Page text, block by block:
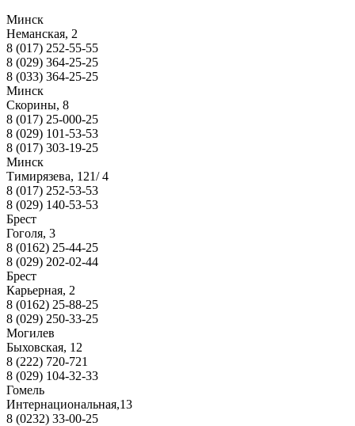
Минск
Неманская, 2
8 (017) 252-55-55
8 (029) 364-25-25
8 (033) 364-25-25
Минск
Скорины, 8
8 (017) 25-000-25
8 (029) 101-53-53
8 (017) 303-19-25
Минск
Тимирязева, 121/ 4
8 (017) 252-53-53
8 (029) 140-53-53
Брест
Гоголя, 3
8 (0162) 25-44-25
8 (029) 202-02-44
Брест
Карьерная, 2
8 (0162) 25-88-25
8 (029) 250-33-25
Могилев
Быховская, 12
8 (222) 720-721
8 (029) 104-32-33
Гомель
Интернациональная,13
8 (0232) 33-00-25